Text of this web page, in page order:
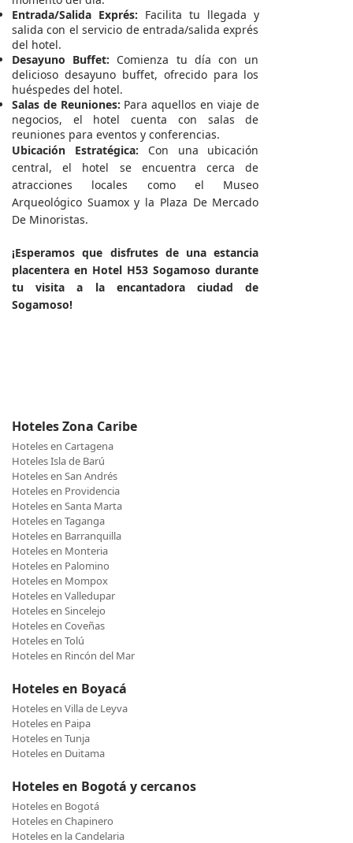
Entrada/Salida Exprés: Facilita tu llegada y
salida con el servicio de entrada/salida exprés
del hotel.
Desayuno Buffet: Comienza tu día con un
delicioso desayuno buffet, ofrecido para los
huéspedes del hotel.
Salas de Reuniones: Para aquellos en viaje de
negocios, el hotel cuenta con salas de
reuniones para eventos y conferencias.
Ubicación Estratégica: Con una ubicación
central, el hotel se encuentra cerca de
atracciones locales como el Museo
Arqueológico Suamox y la Plaza De Mercado
De Minoristas.
¡Esperamos que disfrutes de una estancia
placentera en Hotel H53 Sogamoso durante
tu visita a la encantadora ciudad de
Sogamoso!
Hoteles Zona Caribe
Hoteles en Cartagena
Hoteles Isla de Barú
Hoteles en San Andrés
Hoteles en Providencia
Hoteles en Santa Marta
Hoteles en Taganga
Hoteles en Barranquilla
Hoteles en Monteria
Hoteles en Palomino
Hoteles en Mompox
Hoteles en Valledupar
Hoteles en Sincelejo
Hoteles en Coveñas
Hoteles en Tolú
Hoteles en Rincón del Mar
Hoteles en Boyacá
Hoteles en Villa de Leyva
Hoteles en Paipa
Hoteles en Tunja
Hoteles en Duitama
Hoteles en Bogotá y cercanos
Hoteles en Bogotá
Hoteles en Chapinero
Hoteles en la Candelaria